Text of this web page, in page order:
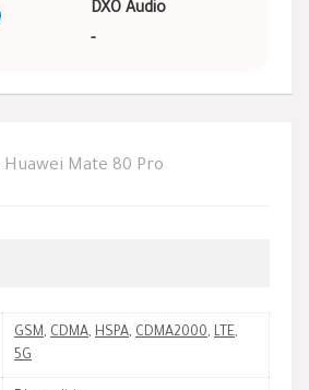
DXO Audio
-
Huawei Mate 80 Pro
GSM, CDMA, HSPA, CDMA2000, LTE,
5G